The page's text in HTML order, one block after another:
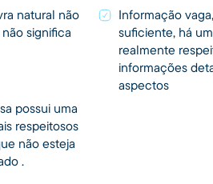
natural não
significa
Informação
suficiente, há
realmente
informações
aspectos
possui uma
respeitosos
não esteja
.